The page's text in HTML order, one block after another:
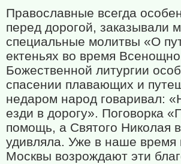
Православные всегда
перед дорогой, заказывали
специальные молитвы «О
ектеньях во время
Божественной литургии
спасении плавающих и
недаром народ говаривал:
езди в дорогу». Поговорка
помощь, а Святого Николая
удивляла. Уже в наше время
Москвы возрождают эти